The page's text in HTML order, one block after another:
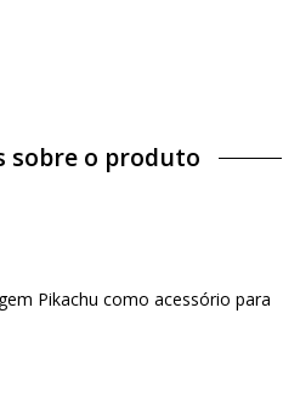
sobre o produto
Pikachu como acessório para